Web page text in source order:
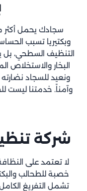
سجادك يحمل أكثر
وبكتيريا تسبب
التنظيف السطحي، بل
البخار والاستخلاص
ونعيد للسجاد
وآمناً. خدمتنا
شركة
لا تعتمد على
خصبة للطحالب
تشمل التفريغ